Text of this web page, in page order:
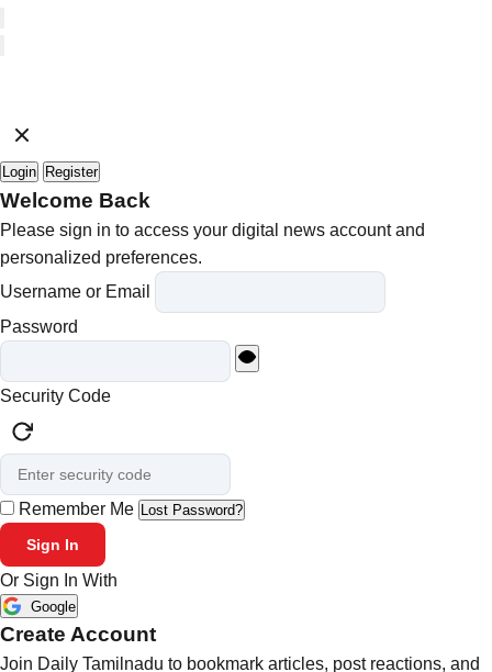
Login Register
Welcome Back
Please sign in to access your digital news account and
personalized preferences.
Username or Email
Password
Security Code
Remember Me Lost Password?
Sign In
Or Sign In With
Google
Create Account
Join Daily Tamilnadu to bookmark articles, post reactions, and